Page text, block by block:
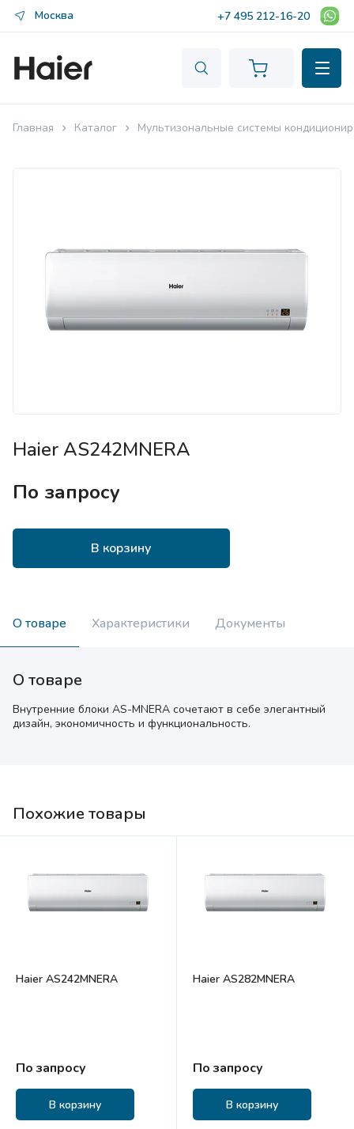
Москва +7 495 212-16-20
Главная Каталог Мультизональные системы
Haier AS242MNERA
По запросу
В корзину
О товаре Характеристики Документы
О товаре
Внутренние блоки AS-MNERA сочетают в себе элегантный
дизайн, экономичность и функциональность.
Похожие товары
Haier AS242MNERA
По запросу
В корзину
Haier AS282MNERA
По запросу
В корзину